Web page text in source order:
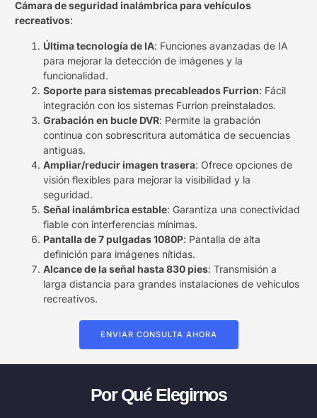
Cámara de seguridad inalámbrica para vehículos
recreativos:
Última tecnología de IA: Funciones avanzadas de IA
para mejorar la detección de imágenes y la
funcionalidad.
Soporte para sistemas precableados Furrion: Fácil
integración con los sistemas Furrion preinstalados.
Grabación en bucle DVR: Permite la grabación
continua con sobrescritura automática de secuencias
antiguas.
Ampliar/reducir imagen trasera: Ofrece opciones de
visión flexibles para mejorar la visibilidad y la
seguridad.
Señal inalámbrica estable: Garantiza una conectividad
fiable con interferencias mínimas.
Pantalla de 7 pulgadas 1080P: Pantalla de alta
definición para imágenes nítidas.
Alcance de la señal hasta 830 pies: Transmisión a
larga distancia para grandes instalaciones de vehículos
recreativos.
ENVIAR CONSULTA AHORA
Por Qué Elegirnos